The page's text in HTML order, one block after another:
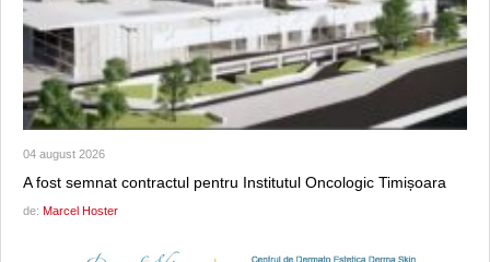
04 august 2026
A fost semnat contractul pentru Institutul Oncologic Timișoara
de: Marcel Hoster